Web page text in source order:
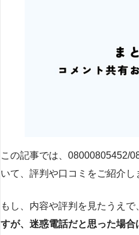
この記事では、08000805452/
いて、評判や口コミをご紹介し
もし、内容や評判を見たうえで
すが、迷惑電話だと思った場